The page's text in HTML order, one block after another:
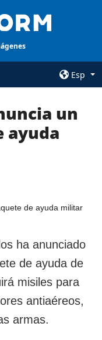
Esp
AGENCIA
privacidad y
protección de
datos personales
un
ayuda
ha anunciado
de ayuda de
misiles para
antiaéreos,
armas.